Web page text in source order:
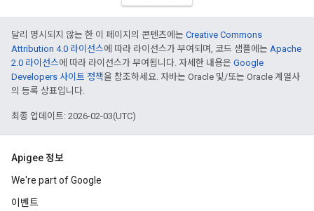
달리 명시되지 않는 한 이 페이지의 콘텐츠에는 Creative Commons
Attribution 4.0 라이선스에 따라 라이선스가 부여되며, 코드 샘플에는 Apache
2.0 라이선스에 따라 라이선스가 부여됩니다. 자세한 내용은 Google
Developers 사이트 정책을 참조하세요. 자바는 Oracle 및/또는 Oracle 계열사
의 등록 상표입니다.
최종 업데이트: 2026-02-03(UTC)
Apigee 정보
We're part of Google
이벤트